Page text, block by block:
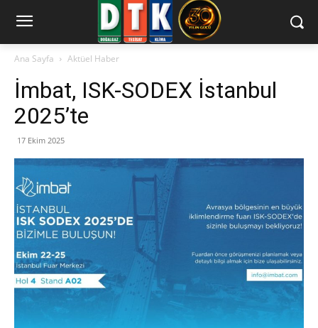
Ana Sayfa Aktüel Haber
İmbat, ISK-SODEX İstanbul
2025’te
17 Ekim 2025